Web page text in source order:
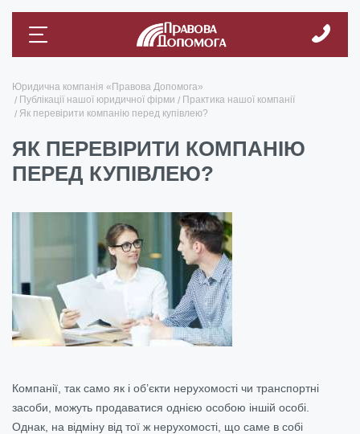
Юридична компанія «Правова Допомога»
Публікації нашої юридичної фірми
Практика нашої компанії
Як перевірити компанію перед купівлею?
ЯК ПЕРЕВІРИТИ КОМПАНІЮ
ПЕРЕД КУПІВЛЕЮ?
Компанії, так само як і об’єкти нерухомості чи транспортні
засоби, можуть продаватися однією особою іншій особі.
Однак, на відміну від тої ж нерухомості, що саме в собі